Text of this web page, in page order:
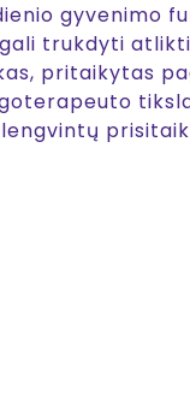
gyvenimo
trukdyti
pritaikytas